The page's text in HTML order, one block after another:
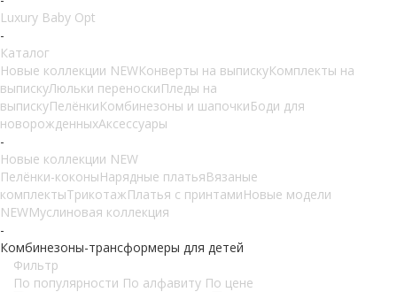
Luxury Baby Opt
-
Каталог
Новые коллекции NEWКонверты на выпискуКомплекты на
выпискуЛюльки переноскиПледы на
выпискуПелёнкиКомбинезоны и шапочкиБоди для
новорожденныхАксессуары
-
Новые коллекции NEW
Пелёнки-коконыНарядные платьяВязаные
комплектыТрикотажПлатья с принтамиНовые модели
NEWМуслиновая коллекция
-
Комбинезоны-трансформеры для детей
Фильтр
По популярности По алфавиту По цене